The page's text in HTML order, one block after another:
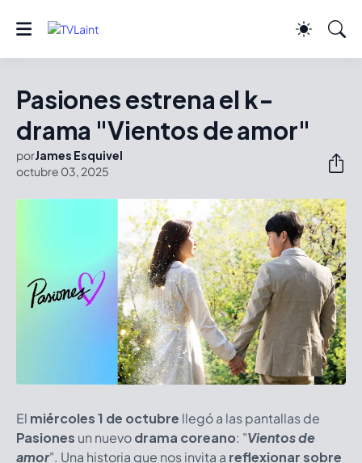
Pasiones estrena el k-
drama "Vientos de amor"
porJames Esquivel
octubre 03, 2025
El miércoles 1 de octubre llegó a las pantallas de
Pasiones un nuevodrama coreano: "Vientos de
amor". Una historia que nos invita a reflexionar sobre